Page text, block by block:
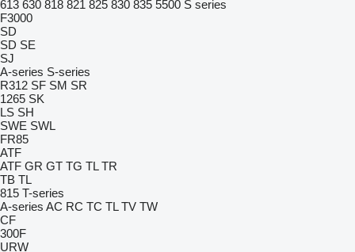
613 630 818 821 825 830 835 5500 S series
F3000
SD
SD SE
SJ
A-series S-series
R312 SF SM SR
1265 SK
LS SH
SWE SWL
FR85
ATF
ATF GR GT TG TL TR
TB TL
815 T-series
A-series AC RC TC TL TV TW
CF
300F
URW